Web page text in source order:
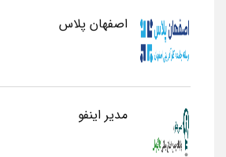
اصفهان پلاس
مدیر اینفو